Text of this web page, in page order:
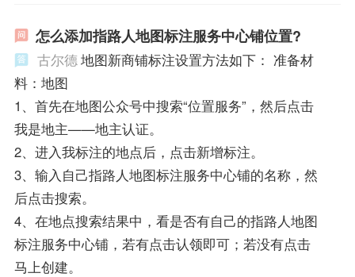
怎么添加指路人地图标注服务中心铺位置?
古尔德 地图新商铺标注设置方法如下： 准备材
料：地图
1、首先在地图公众号中搜索“位置服务”，然后点击
我是地主——地主认证。
2、进入我标注的地点后，点击新增标注。
3、输入自己指路人地图标注服务中心铺的名称，然
后点击搜索。
4、在地点搜索结果中，看是否有自己的指路人地图
标注服务中心铺，若有点击认领即可；若没有点击
马上创建。